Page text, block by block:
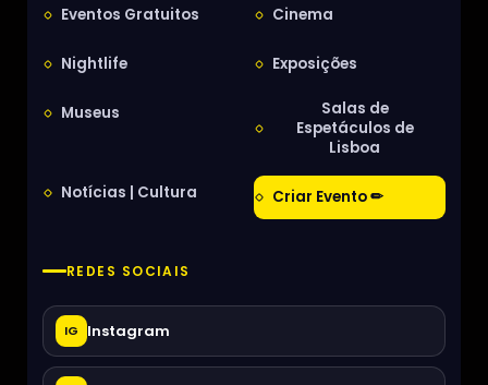
Eventos Gratuitos Cinema
Nightlife Exposições
Museus
Salas de
Espetáculos de
Lisboa
Notícias | Cultura Criar Evento ✏
REDES SOCIAIS
IG Instagram